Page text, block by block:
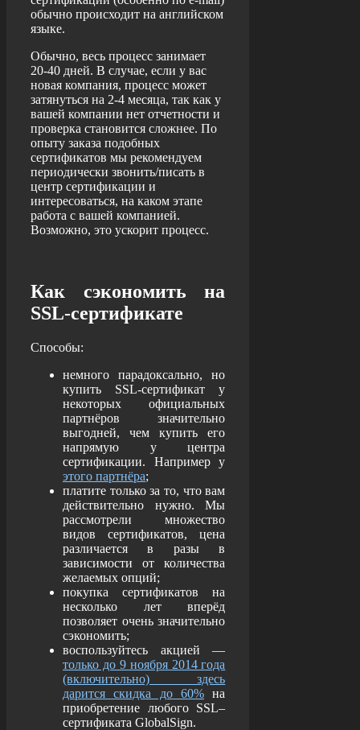
обычно происходит на английском
языке.
Обычно, весь процесс занимает
20-40 дней. В случае, если у вас
новая компания, процесс может
затянуться на 2-4 месяца, так как у
вашей компании нет отчетности и
проверка становится сложнее. По
опыту заказа подобных
сертификатов мы рекомендуем
периодически звонить/писать в
центр сертификации и
интересоваться, на каком этапе
работа с вашей компанией.
Возможно, это ускорит процесс.
Как сэкономить на
SSL-сертификате
Способы:
немного парадоксально, но
купить SSL-сертификат у
некоторых официальных
партнёров значительно
выгодней, чем купить его
напрямую у центра
сертификации. Например у
этого партнёра;
платите только за то, что вам
действительно нужно. Мы
рассмотрели множество
видов сертификатов, цена
различается в разы в
зависимости от количества
желаемых опций;
покупка сертификатов на
несколько лет вперёд
позволяет очень значительно
сэкономить;
воспользуйтесь акцией —
только до 9 ноября 2014 года
(включительно) здесь
дарится скидка до 60% на
приобретение любого SSL–
сертификата GlobalSign.